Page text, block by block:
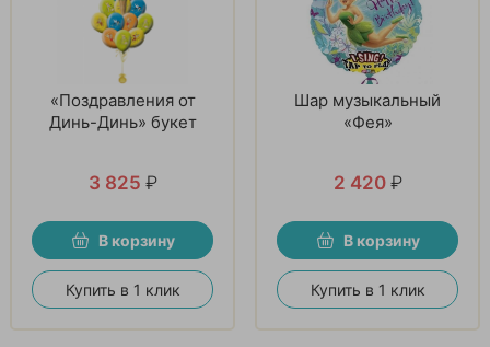
«Поздравления от
Динь-Динь» букет
3 825 ₽
В корзину
Купить в 1 клик
Шар музыкальный
«Фея»
2 420 ₽
В корзину
Купить в 1 клик